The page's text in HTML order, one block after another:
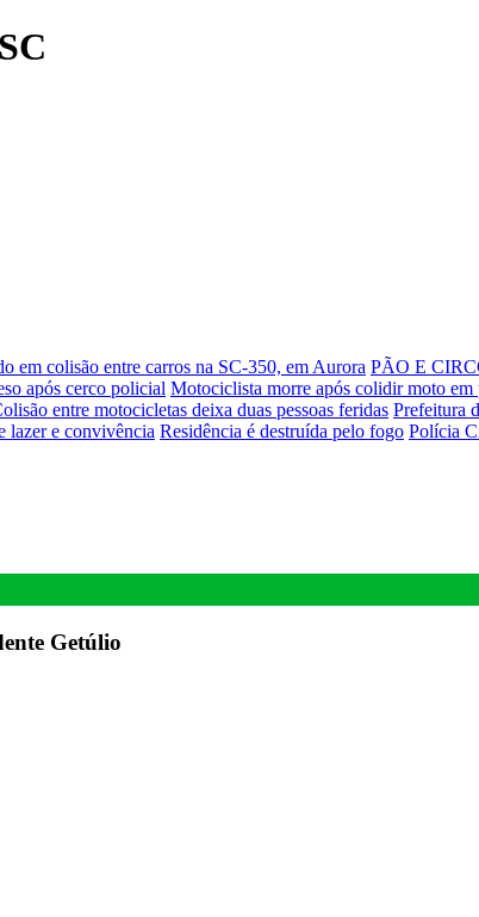
em colisão entre carros na SC-350, em Aurora PÃO E
após cerco policial Motociclista morre após colidir moto em
entre motocicletas deixa duas pessoas feridas Prefeitura
lazer e convivência Residência é destruída pelo fogo Polícia
Getúlio